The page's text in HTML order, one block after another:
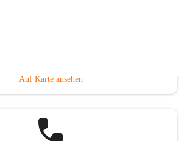
Auf Karte ansehen